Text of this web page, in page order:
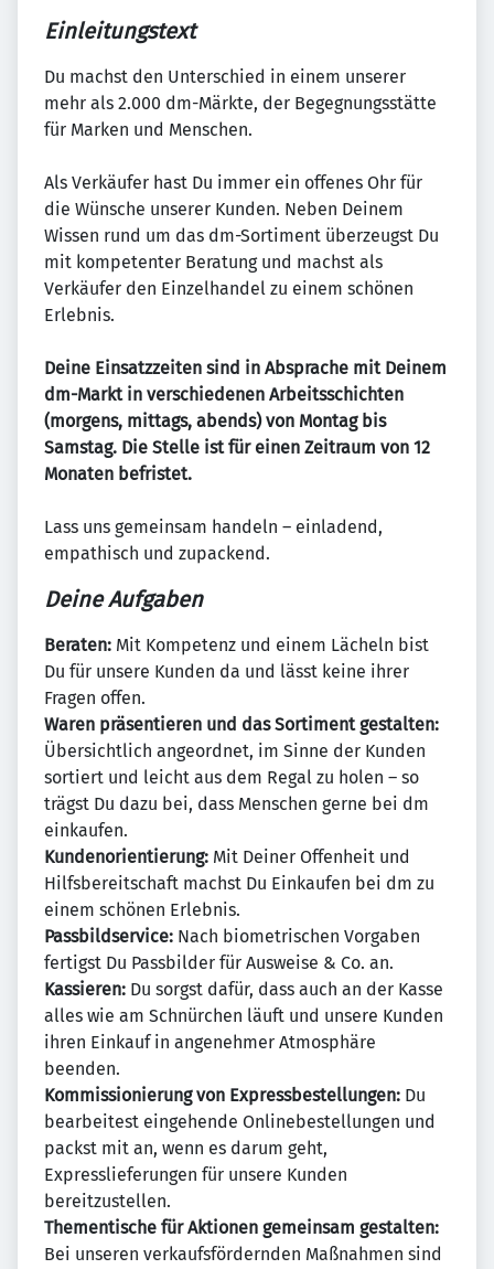
Einleitungstext
Du machst den Unterschied in einem unserer
mehr als 2.000 dm-Märkte, der Begegnungsstätte
für Marken und Menschen.
Als Verkäufer hast Du immer ein offenes Ohr für
die Wünsche unserer Kunden. Neben Deinem
Wissen rund um das dm-Sortiment überzeugst Du
mit kompetenter Beratung und machst als
Verkäufer den Einzelhandel zu einem schönen
Erlebnis.
Deine Einsatzzeiten sind in Absprache mit Deinem
dm-Markt in verschiedenen Arbeitsschichten
(morgens, mittags, abends) von Montag bis
Samstag. Die Stelle ist für einen Zeitraum von 12
Monaten befristet.
Lass uns gemeinsam handeln – einladend,
empathisch und zupackend.
Deine Aufgaben
Beraten: Mit Kompetenz und einem Lächeln bist
Du für unsere Kunden da und lässt keine ihrer
Fragen offen.
Waren präsentieren und das Sortiment gestalten:
Übersichtlich angeordnet, im Sinne der Kunden
sortiert und leicht aus dem Regal zu holen – so
trägst Du dazu bei, dass Menschen gerne bei dm
einkaufen.
Kundenorientierung: Mit Deiner Offenheit und
Hilfsbereitschaft machst Du Einkaufen bei dm zu
einem schönen Erlebnis.
Passbildservice: Nach biometrischen Vorgaben
fertigst Du Passbilder für Ausweise & Co. an.
Kassieren: Du sorgst dafür, dass auch an der Kasse
alles wie am Schnürchen läuft und unsere Kunden
ihren Einkauf in angenehmer Atmosphäre
beenden.
Kommissionierung von Expressbestellungen: Du
bearbeitest eingehende Onlinebestellungen und
packst mit an, wenn es darum geht,
Expresslieferungen für unsere Kunden
bereitzustellen.
Thementische für Aktionen gemeinsam gestalten:
Bei unseren verkaufsfördernden Maßnahmen sind